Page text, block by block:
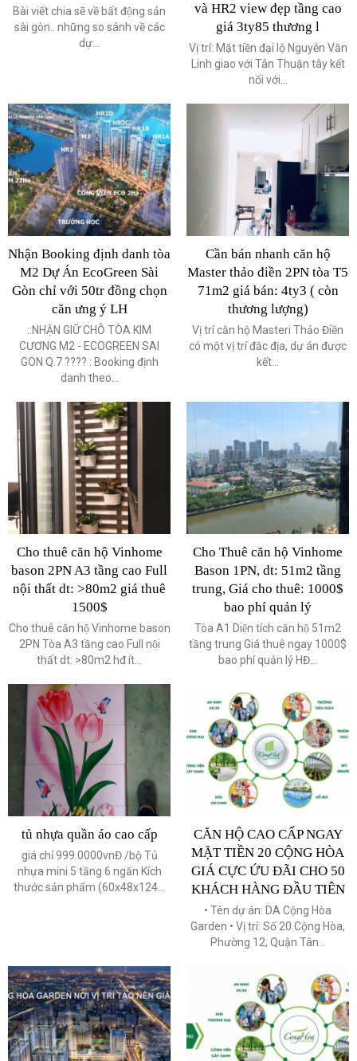
Bài viết chia sẽ về bất động sản
sài gòn.. những so sánh về các
dự...
và HR2 view đẹp tầng cao
giá 3ty85 thương l
Vị trí: Mặt tiền đại lộ Nguyễn Văn
Linh giao với Tân Thuận tây kết
nối với...
Nhận Booking định danh tòa
M2 Dự Án EcoGreen Sài
Gòn chỉ với 50tr đồng chọn
căn ưng ý LH
::NHẬN GIỮ CHỖ TÒA KIM
CƯƠNG M2 - ECOGREEN SAI
GON Q.7 ????️ : Booking định
danh theo...
Cần bán nhanh căn hộ
Master thảo điền 2PN tòa T5
71m2 giá bán: 4ty3 ( còn
thương lượng)
Vị trí căn hộ Masteri Thảo Điền
có một vị trí đắc địa, dự án được
kết...
Cho thuê căn hộ Vinhome
bason 2PN A3 tầng cao Full
nội thất dt: >80m2 giá thuê
1500$
Cho thuê căn hộ Vinhome bason
2PN Tòa A3 tầng cao Full nội
thất dt: >80m2 hđ ít...
Cho Thuê căn hộ Vinhome
Bason 1PN, dt: 51m2 tầng
trung, Giá cho thuê: 1000$
bao phí quản lý
Tòa A1 Diện tích căn hộ 51m2
tầng trung Giá thuê ngay 1000$
bao phí quản lý HĐ...
tủ nhựa quần áo cao cấp
giá chỉ 999.0000vnĐ /bộ Tủ
nhựa mini 5 tầng 6 ngăn Kích
thước sản phẩm (60x48x124...
CĂN HỘ CAO CẤP NGAY
MẶT TIỀN 20 CỘNG HÒA
GIÁ CỰC ỨU ĐÃI CHO 50
KHÁCH HÀNG ĐẦU TIÊN
• Tên dự án: DA Cộng Hòa
Garden • Vị trí: Số 20 Cộng Hòa,
Phường 12, Quận Tân...